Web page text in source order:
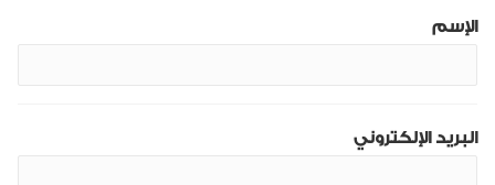
الإسم
البريد الإلكتروني